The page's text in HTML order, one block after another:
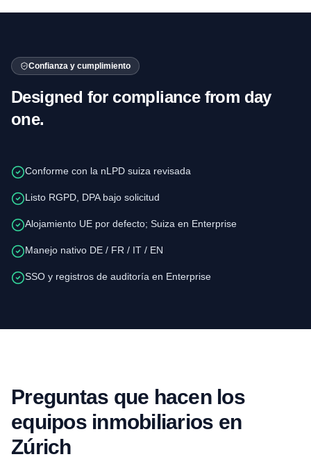
Confianza y cumplimiento
Designed for compliance from day
one.
Conforme con la nLPD suiza revisada
Listo RGPD, DPA bajo solicitud
Alojamiento UE por defecto; Suiza en Enterprise
Manejo nativo DE / FR / IT / EN
SSO y registros de auditoría en Enterprise
Preguntas que hacen los
equipos inmobiliarios en
Zúrich